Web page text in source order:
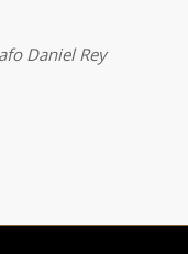
Daniel Rey